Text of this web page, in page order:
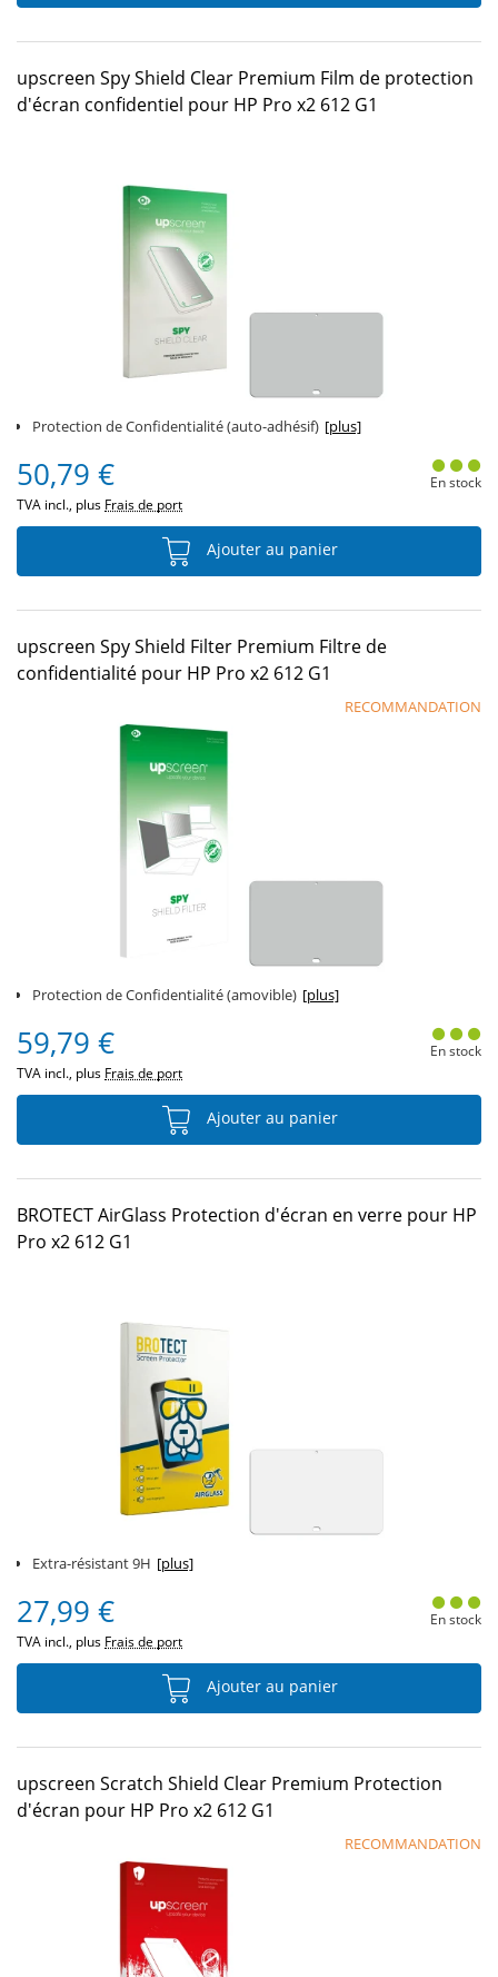
upscreen Spy Shield Clear Premium Film de protection
d'écran confidentiel pour HP Pro x2 612 G1
Protection de Confidentialité (auto-adhésif) [plus]
50,79 €
TVA incl., plus Frais de port
En stock
Ajouter au panier
upscreen Spy Shield Filter Premium Filtre de
confidentialité pour HP Pro x2 612 G1
RECOMMANDATION
Protection de Confidentialité (amovible) [plus]
59,79 €
TVA incl., plus Frais de port
En stock
Ajouter au panier
BROTECT AirGlass Protection d'écran en verre pour HP
Pro x2 612 G1
Extra-résistant 9H [plus]
27,99 €
TVA incl., plus Frais de port
En stock
Ajouter au panier
upscreen Scratch Shield Clear Premium Protection
d'écran pour HP Pro x2 612 G1
RECOMMANDATION